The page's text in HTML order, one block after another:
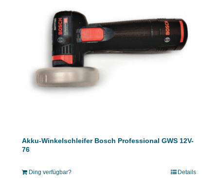
Akku-Winkelschleifer Bosch Professional GWS 12V-
76
Ding verfügbar? Details